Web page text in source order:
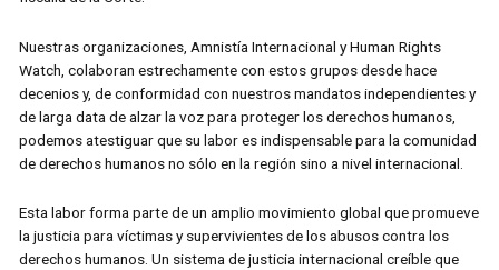
Nuestras organizaciones, Amnistía Internacional y Human Rights
Watch, colaboran estrechamente con estos grupos desde hace
decenios y, de conformidad con nuestros mandatos independientes y
de larga data de alzar la voz para proteger los derechos humanos,
podemos atestiguar que su labor es indispensable para la comunidad
de derechos humanos no sólo en la región sino a nivel internacional.
Esta labor forma parte de un amplio movimiento global que promueve
la justicia para víctimas y supervivientes de los abusos contra los
derechos humanos. Un sistema de justicia internacional creíble que